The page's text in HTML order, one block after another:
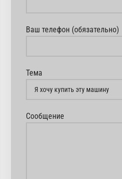
Ваш телефон (обязательно)
Тема
Сообщение